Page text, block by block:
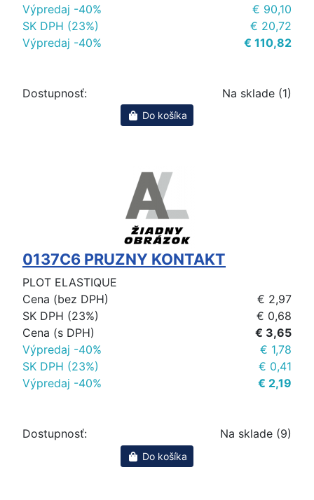
Výpredaj -40%
€ 90,10
SK DPH (23%)
€ 20,72
Výpredaj -40%
€ 110,82
Dostupnosť: Na sklade (1)
Do košíka
0137C6 PRUZNY KONTAKT
PLOT ELASTIQUE
Cena (bez DPH)
€ 2,97
SK DPH (23%)
€ 0,68
Cena (s DPH)
€ 3,65
Výpredaj -40%
€ 1,78
SK DPH (23%)
€ 0,41
Výpredaj -40%
€ 2,19
Dostupnosť: Na sklade (9)
Do košíka